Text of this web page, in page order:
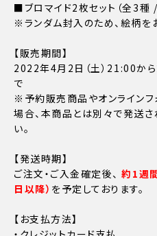
■ブロマイド2枚セット（全3種 /
※ランダム封入のため、絵柄を
【販売期間】
2022年4月2日（土）21:00か
で
※予約販売商品やオンラインフ
場合、本商品とは別々で発送
い。
【発送時期】
ご注文・ご入金確定後、 約1週
日以降） を予定しております。
【お支払方法】